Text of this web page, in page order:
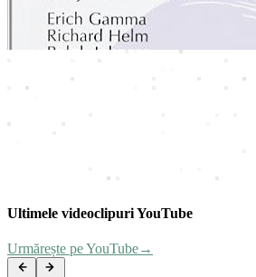
Ultimele videoclipuri YouTube
Urmărește pe YouTube→